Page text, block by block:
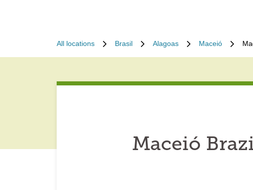
All locations Brasil Alagoas Maceió
Maceió